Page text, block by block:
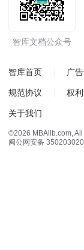
智库文档公众号
智库首页 广
规范协议 权
关于我们
©2026 MBAlib.com,
闽公网安备